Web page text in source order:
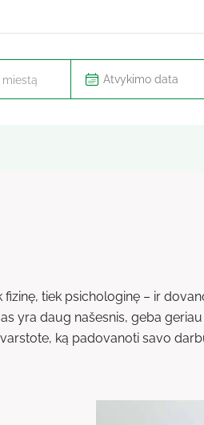
miestą
tiek psichologinę – ir
yra daug našesnis, geba
ką padovanoti savo